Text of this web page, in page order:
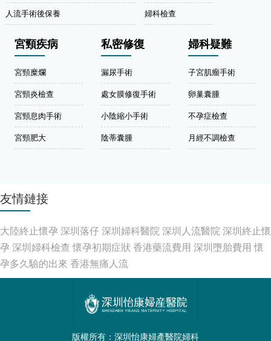
人流手術後保養
婦科檢查
宮頸疾病
宮頸糜爛
宮頸炎檢查
宮頸息肉手術
宮頸肥大
私密修復
漏尿手術
處女膜修復手術
小陰縮小手術
陰蒂囊腫
婦科疑難
子宮肌瘤手術
卵巢囊腫
不孕症檢查
月經不調檢查
友情鏈接
大陸終止懷孕 深圳落仔深圳婦科醫院深圳人流醫院深圳終止懷
孕 深圳婦科檢查 懷孕初期症狀 香港藥流費用 深圳墮胎費用 懷
孕多久驗的出來 香港無痛人流
版權所有：深圳怡康婦產醫院婦科